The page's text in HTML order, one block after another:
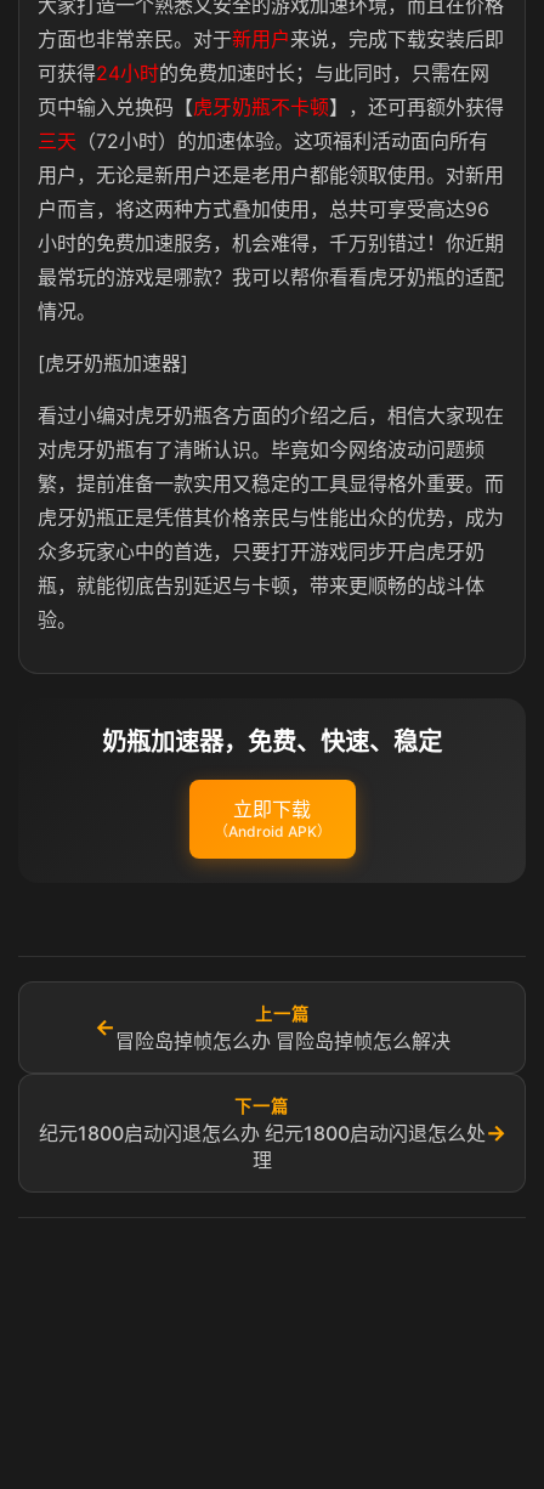
大家打造一个熟悉又安全的游戏加速环境，而且在价格
方面也非常亲民。对于新用户来说，完成下载安装后即
可获得24小时的免费加速时长；与此同时，只需在网
页中输入兑换码【虎牙奶瓶不卡顿】，还可再额外获得
三天 （72小时）的加速体验。这项福利活动面向所有
用户，无论是新用户还是老用户都能领取使用。对新用
户而言，将这两种方式叠加使用，总共可享受高达96
小时的免费加速服务，机会难得，千万别错过！你近期
最常玩的游戏是哪款？我可以帮你看看虎牙奶瓶的适配
情况。
[虎牙奶瓶加速器]
看过小编对虎牙奶瓶各方面的介绍之后，相信大家现在
对虎牙奶瓶有了清晰认识。毕竟如今网络波动问题频
繁，提前准备一款实用又稳定的工具显得格外重要。而
虎牙奶瓶正是凭借其价格亲民与性能出众的优势，成为
众多玩家心中的首选，只要打开游戏同步开启虎牙奶
瓶，就能彻底告别延迟与卡顿，带来更顺畅的战斗体
验。
奶瓶加速器，免费、快速、稳定
立即下载
（Android APK）
←
上一篇
冒险岛掉帧怎么办 冒险岛掉帧怎么解决
下一篇
纪元1800启动闪退怎么办 纪元1800启动闪退怎么处
理
→